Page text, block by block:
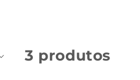
3 produtos